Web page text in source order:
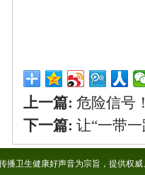
上一篇: 危险信号
下一篇: 让“一带
播卫生健康好声音为宗旨，提供权